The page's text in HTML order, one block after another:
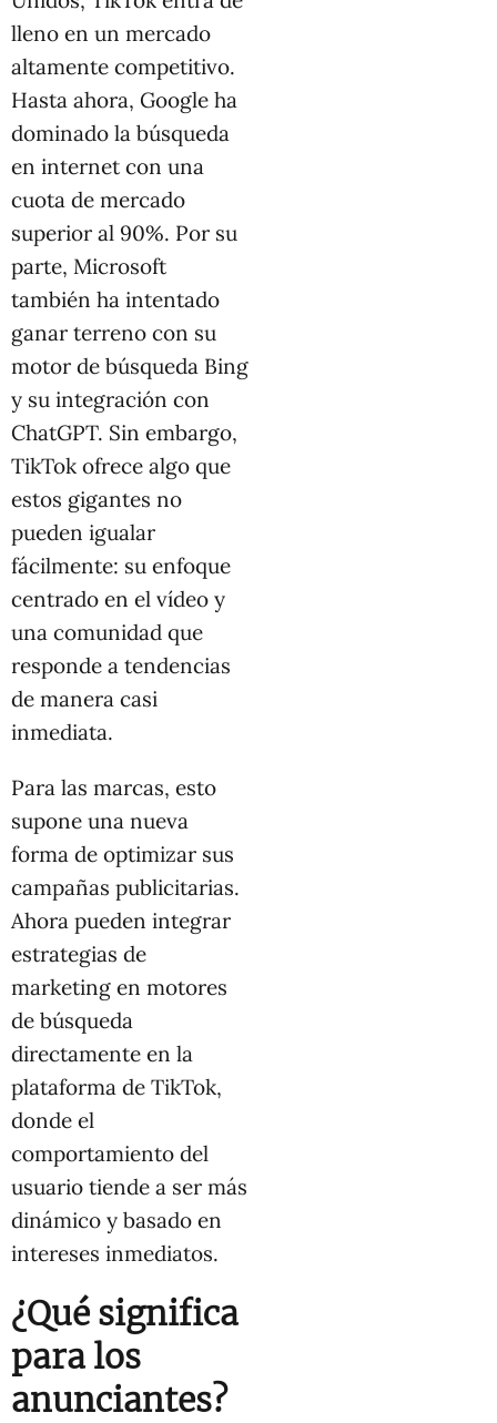
lleno en un mercado
altamente competitivo.
Hasta ahora, Google ha
dominado la búsqueda
en internet con una
cuota de mercado
superior al 90%. Por su
parte, Microsoft
también ha intentado
ganar terreno con su
motor de búsqueda Bing
y su integración con
ChatGPT. Sin embargo,
TikTok ofrece algo que
estos gigantes no
pueden igualar
fácilmente: su enfoque
centrado en el vídeo y
una comunidad que
responde a tendencias
de manera casi
inmediata.
Para las marcas, esto
supone una nueva
forma de optimizar sus
campañas publicitarias.
Ahora pueden integrar
estrategias de
marketing en motores
de búsqueda
directamente en la
plataforma de TikTok,
donde el
comportamiento del
usuario tiende a ser más
dinámico y basado en
intereses inmediatos.
¿Qué significa
para los
anunciantes?